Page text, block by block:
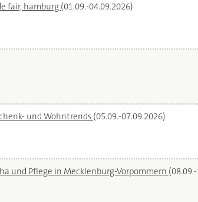
fair, hamburg (01.09.-04.09.2026)
und Wohntrends (05.09.-07.09.2026)
und Pflege in Mecklenburg-Vorpommern